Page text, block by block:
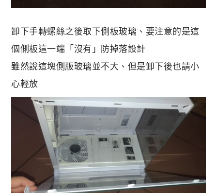
卸下手轉螺絲之後取下側板玻璃、要注意的是這
個側板這一端「沒有」防掉落設計
雖然說這塊側版玻璃並不大、但是卸下後也請小
心輕放